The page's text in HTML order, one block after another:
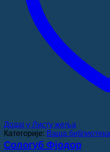
Додај у Листу жеља
Категорије: Ваша библиотека
Сологуб Фјодор